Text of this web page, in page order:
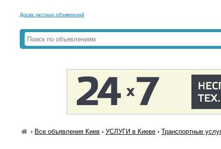
Доска частных объявлений
› Все объявления Киев ›УСЛУГИ в Киеве ›Транспортные